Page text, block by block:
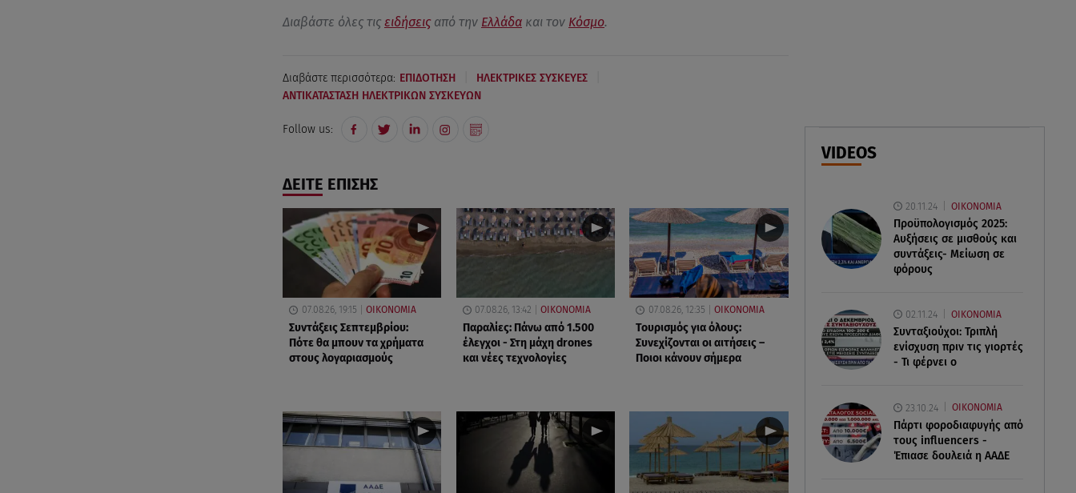
07.08.26 , 20:18
Μυστράς: Κρίσιμος για το
κατηγορητήριο ο χρόνος
VIDEOS
20.11.24 ΟΙΚΟΝΟΜΙΑ
Προϋπολογισμός 2025:
Αυξήσεις σε μισθούς και
συντάξεις- Μείωση σε
φόρους
02.11.24 ΟΙΚΟΝΟΜΙΑ
Συνταξιούχοι: Τριπλή
ενίσχυση πριν τις γιορτές
- Τι φέρνει ο
23.10.24 ΟΙΚΟΝΟΜΙΑ
Πάρτι φοροδιαφυγής από
τους influencers -
Έπιασε δουλειά η ΑΑΔΕ
Διαβάστε όλες τις ειδήσειςαπό την Ελλάδακαι τον Κόσμο.
Διαβάστε περισσότερα: ΕΠΙΔΟΤΗΣΗ ΗΛΕΚΤΡΙΚΕΣ ΣΥΣΚΕΥΕΣ
ΑΝΤΙΚΑΤΑΣΤΑΣΗ ΗΛΕΚΤΡΙΚΩΝ ΣΥΣΚΕΥΩΝ
Follow us:
ΔΕΙΤΕ ΕΠΙΣΗΣ
07.08.26, 19:15 ΟΙΚΟΝΟΜΙΑ
Συντάξεις Σεπτεμβρίου:
Πότε θα μπουν τα χρήματα
στους λογαριασμούς
07.08.26, 13:42 ΟΙΚΟΝΟΜΙΑ
Παραλίες: Πάνω από 1.500
έλεγχοι - Στη μάχη drones
και νέες τεχνολογίες
07.08.26, 12:35 ΟΙΚΟΝΟΜΙΑ
Τουρισμός για όλους:
Συνεχίζονται οι αιτήσεις –
Ποιοι κάνουν σήμερα